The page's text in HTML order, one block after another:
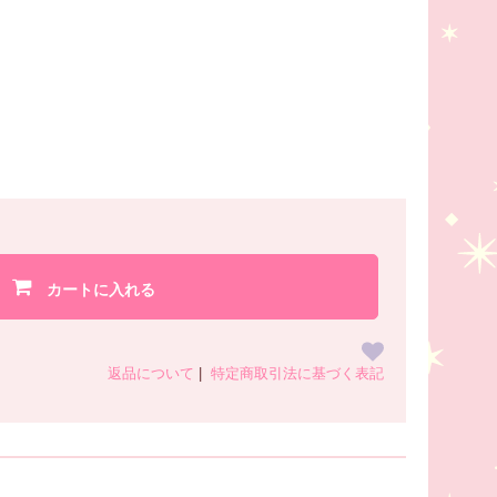
カートに入れる
返品について 特定商取引法に基づく表記